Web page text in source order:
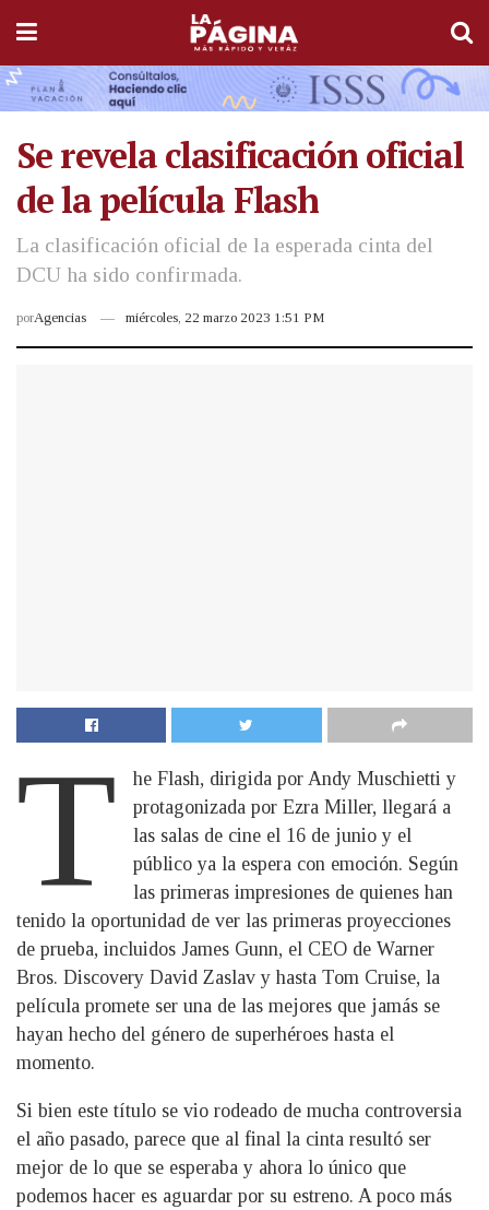
Se revela clasificación oficial
de la película Flash
La clasificación oficial de la esperada cinta del
DCU ha sido confirmada.
porAgencias miércoles, 22 marzo 2023 1:51 PM
T
he Flash, dirigida por Andy Muschietti y
protagonizada por Ezra Miller, llegará a
las salas de cine el 16 de junio y el
público ya la espera con emoción. Según
las primeras impresiones de quienes han
tenido la oportunidad de ver las primeras proyecciones
de prueba, incluidos James Gunn, el CEO de Warner
Bros. Discovery David Zaslav y hasta Tom Cruise, la
película promete ser una de las mejores que jamás se
hayan hecho del género de superhéroes hasta el
momento.
Si bien este título se vio rodeado de mucha controversia
el año pasado, parece que al final la cinta resultó ser
mejor de lo que se esperaba y ahora lo único que
podemos hacer es aguardar por su estreno. A poco más